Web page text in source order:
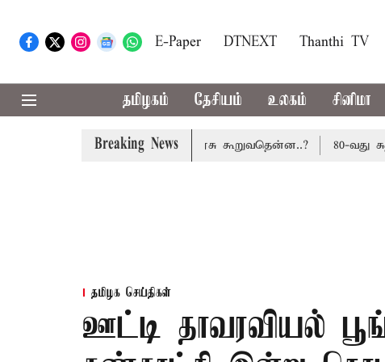
E-Paper DTNEXT Thanthi TV
தமிழகம் தேசியம் உலகம் சினிமா
Breaking News
மத்திய அரசு கூறுவதென்ன..? 80-வது
தமிழக செய்திகள்
ஊட்டி தாவரவியல்